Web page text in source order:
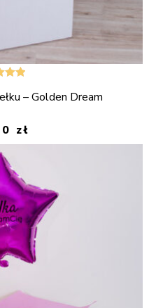
5 – Golden Dream
zł